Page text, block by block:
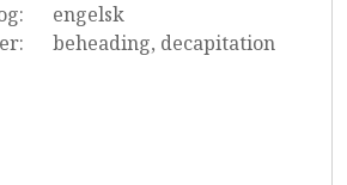
engelsk
beheading, decapitation